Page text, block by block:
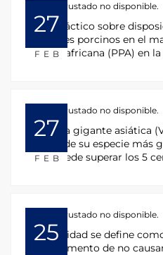
27
FEB
HTML incrustado no disponible.
Taller práctico sobre
cadáveres porcinos en el
porcina africana (PPA) en la
27
FEB
HTML incrustado no disponible.
La avispa gigante asiática
insecto de su especie más
reina puede superar los 5
25
HTML incrustado no disponible.
La inocuidad se define
de un alimento de no